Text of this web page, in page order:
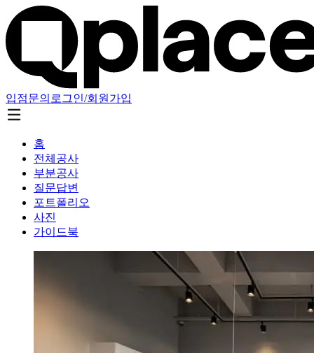
입점문의 로그인/회원가입
홈
전체공사
부분공사
질문답변
포트폴리오
사진
가이드북